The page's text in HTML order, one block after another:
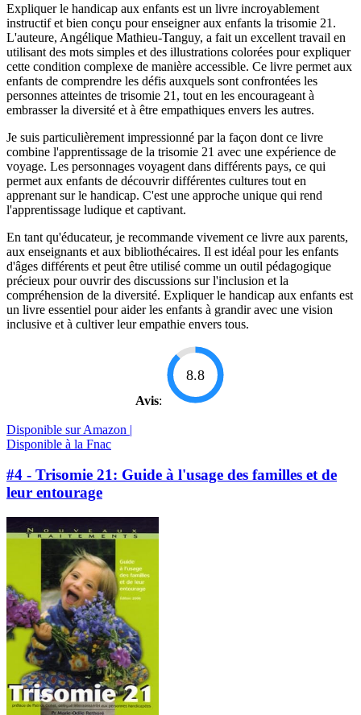
Expliquer le handicap aux enfants est un livre incroyablement
instructif et bien conçu pour enseigner aux enfants la trisomie 21.
L'auteure, Angélique Mathieu-Tanguy, a fait un excellent travail en
utilisant des mots simples et des illustrations colorées pour expliquer
cette condition complexe de manière accessible. Ce livre permet aux
enfants de comprendre les défis auxquels sont confrontées les
personnes atteintes de trisomie 21, tout en les encourageant à
embrasser la diversité et à être empathiques envers les autres.
Je suis particulièrement impressionné par la façon dont ce livre
combine l'apprentissage de la trisomie 21 avec une expérience de
voyage. Les personnages voyagent dans différents pays, ce qui
permet aux enfants de découvrir différentes cultures tout en
apprenant sur le handicap. C'est une approche unique qui rend
l'apprentissage ludique et captivant.
En tant qu'éducateur, je recommande vivement ce livre aux parents,
aux enseignants et aux bibliothécaires. Il est idéal pour les enfants
d'âges différents et peut être utilisé comme un outil pédagogique
précieux pour ouvrir des discussions sur l'inclusion et la
compréhension de la diversité. Expliquer le handicap aux enfants est
un livre essentiel pour aider les enfants à grandir avec une vision
inclusive et à cultiver leur empathie envers tous.
Avis:
8.8
Disponible sur Amazon |
Disponible à la Fnac
#4 - Trisomie 21: Guide à l'usage des familles et de
leur entourage